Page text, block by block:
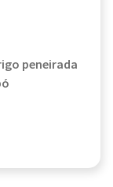
peneirada